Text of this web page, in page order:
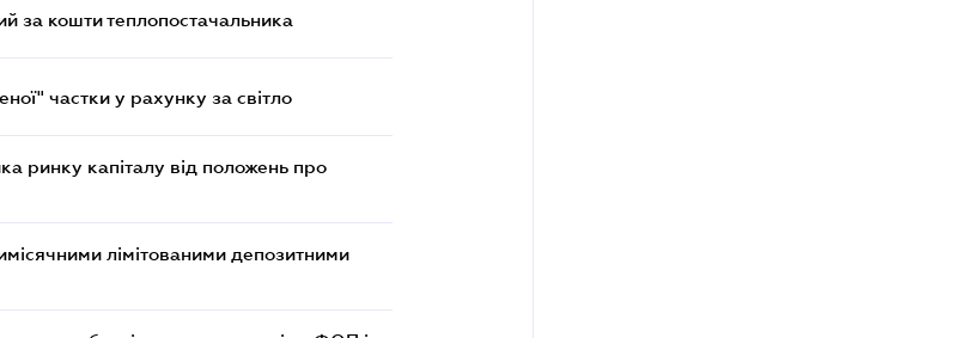
за кошти теплопостачальника
частки у рахунку за світло
ринку капіталу від положень про
лімітованими депозитними